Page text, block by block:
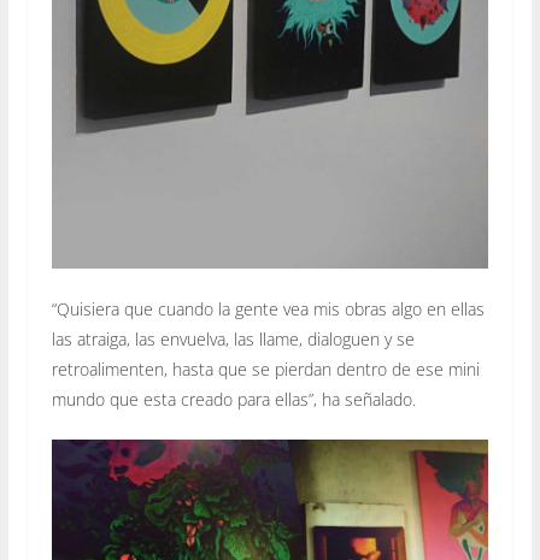
“Quisiera que cuando la gente vea mis obras algo en ellas
las atraiga, las envuelva, las llame, dialoguen y se
retroalimenten, hasta que se pierdan dentro de ese mini
mundo que esta creado para ellas”, ha señalado.